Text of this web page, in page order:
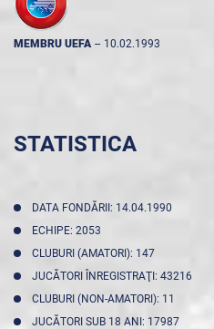
MEMBRU UEFA -- 10.02.1993
STATISTICA
DATA FONDĂRII: 14.04.1990
ECHIPE: 2053
CLUBURI (AMATORI): 147
JUCĂTORI ÎNREGISTRAŢI: 43216
CLUBURI (NON-AMATORI): 11
JUCĂTORI SUB 18 ANI: 17987